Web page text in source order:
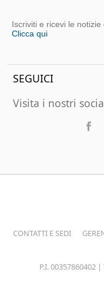
Iscriviti e ricevi le
Clicca qui
SEGUICI
Visita i nostri
CONTATTI E SEDI
P.I.